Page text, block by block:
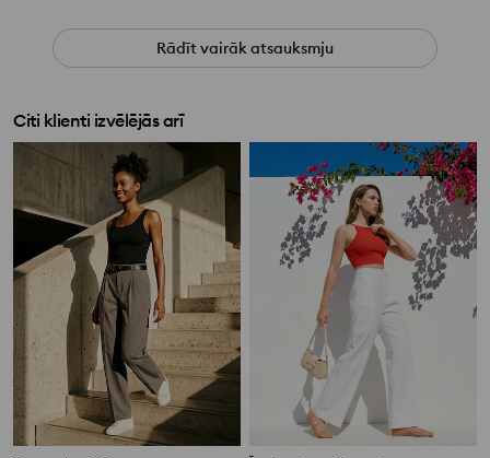
Rādīt vairāk atsauksmju
Citi klienti izvēlējās arī